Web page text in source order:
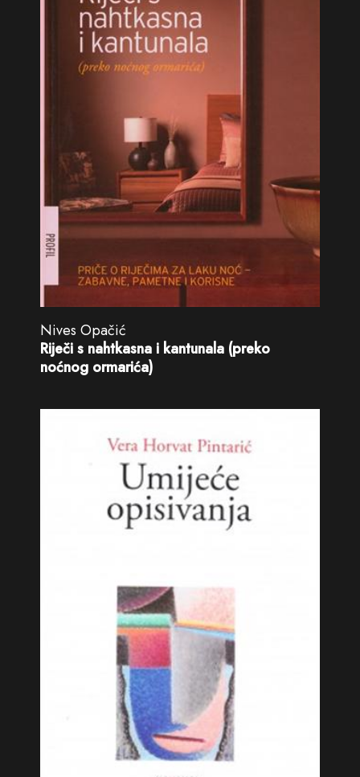
Nives Opačić
Riječi s nahtkasna i kantunala (preko
noćnog ormarića)